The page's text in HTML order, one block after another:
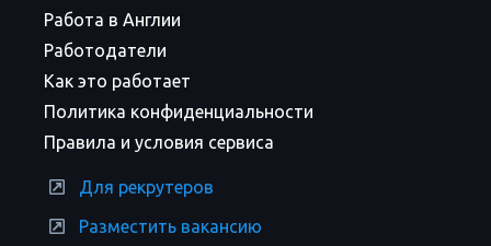
Работа в Англии
Работодатели
Как это работает
Политика конфиденциальности
Правила и условия сервиса
Для рекрутеров
Разместить вакансию